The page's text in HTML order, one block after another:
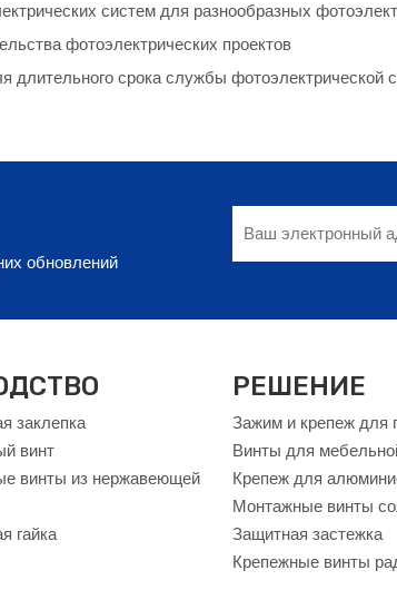
систем для разнообразных
фотоэлектрических проектов
срока службы фотоэлектрической
обновлений
заклепка
винт
винты из нержавеющей
гайка
РЕШЕНИЕ
Зажим и крепеж для
Винты для
Крепеж для
Монтажные винты
Защитная застежка
Крепежные винты